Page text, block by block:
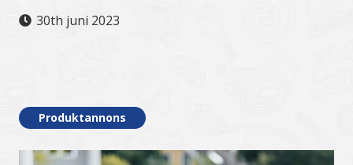
30th juni 2023
Produktannons